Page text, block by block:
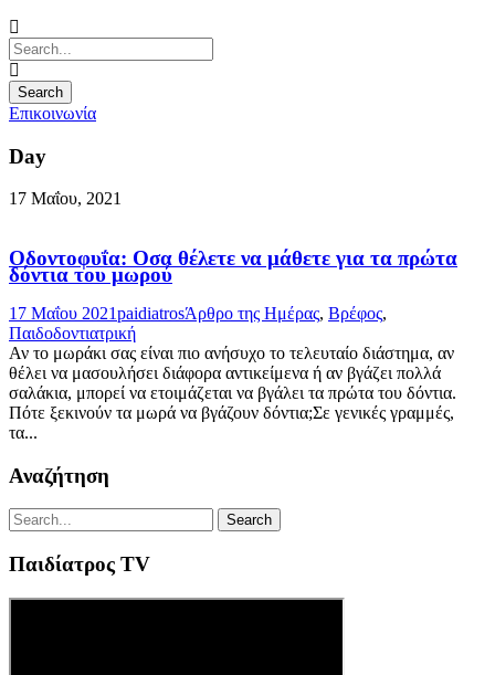
Επικοινωνία
Day
17 Μαΐου, 2021
Οδοντοφυΐα: Οσα θέλετε να μάθετε για τα πρώτα
δόντια του μωρού
17 Μαΐου 2021paidiatrosΆρθρο της Ημέρας, Βρέφος,
Παιδοδοντιατρική
Αν το μωράκι σας είναι πιο ανήσυχο το τελευταίο διάστημα, αν
θέλει να μασουλήσει διάφορα αντικείμενα ή αν βγάζει πολλά
σαλάκια, μπορεί να ετοιμάζεται να βγάλει τα πρώτα του δόντια.
Πότε ξεκινούν τα μωρά να βγάζουν δόντια;Σε γενικές γραμμές,
τα...
Αναζήτηση
Παιδίατρος TV